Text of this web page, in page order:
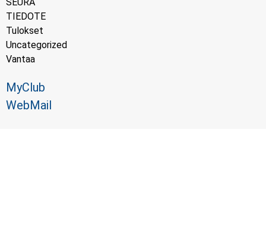
SEURA
TIEDOTE
Tulokset
Uncategorized
Vantaa
MyClub
WebMail